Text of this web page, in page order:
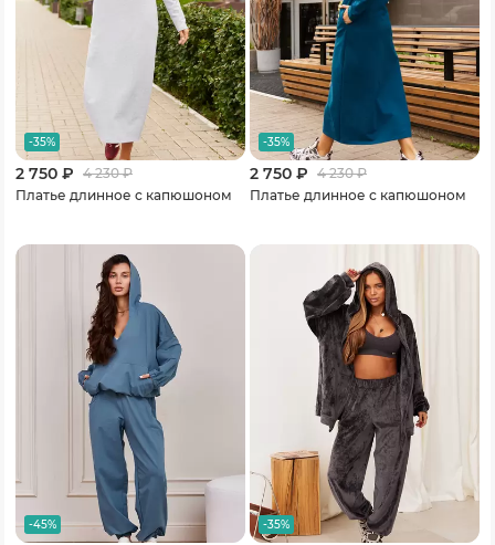
-35%
2 750 ₽ 4 230₽
Платье длинное с капюшоном
-35%
2 750 ₽ 4 230₽
Платье длинное с капюшоном
-45% -35%